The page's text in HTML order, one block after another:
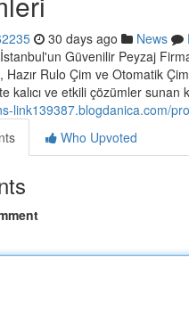
30 days ago News
Güvenilir Peyzaj
Hazır Rulo Çim ve Otomatik
kalıcı ve etkili çözümler
link139387.blogdanica.com/
Who Upvoted